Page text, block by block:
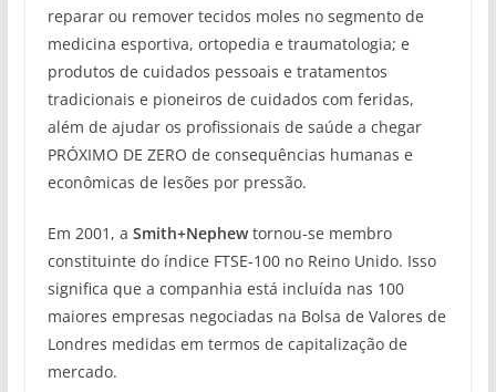
reparar ou remover tecidos moles no segmento de
medicina esportiva, ortopedia e traumatologia; e
produtos de cuidados pessoais e tratamentos
tradicionais e pioneiros de cuidados com feridas,
além de ajudar os profissionais de saúde a chegar
PRÓXIMO DE ZERO de consequências humanas e
econômicas de lesões por pressão.
Em 2001, a Smith+Nephewtornou-se membro
constituinte do índice FTSE-100 no Reino Unido. Isso
significa que a companhia está incluída nas 100
maiores empresas negociadas na Bolsa de Valores de
Londres medidas em termos de capitalização de
mercado.